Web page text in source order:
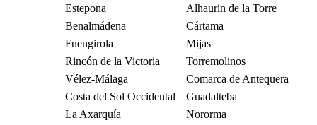
Estepona
Alhaurín de la Torre
Benalmádena
Cártama
Fuengirola
Mijas
Rincón de la Victoria
Torremolinos
Vélez-Málaga
Comarca de Antequera
Costa del Sol Occidental
Guadalteba
La Axarquía
Nororma